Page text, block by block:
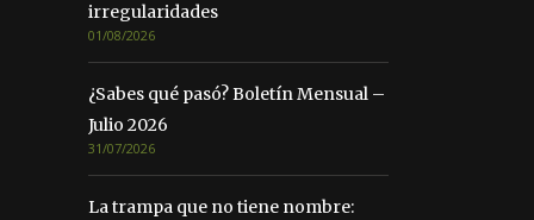
irregularidades
01/08/2026
¿Sabes qué pasó? Boletín Mensual –
Julio 2026
31/07/2026
La trampa que no tiene nombre: